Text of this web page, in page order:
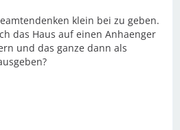
klein bei zu geben.
das Haus auf einen Anhaenger
und das ganze dann als